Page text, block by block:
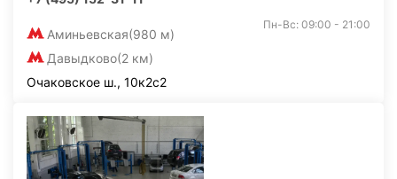
Аминьевская(980 м)
Давыдково(2 км)
Пн-Вс: 09:00 - 21:00
Очаковское ш., 10к2с2